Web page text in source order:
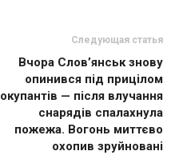
Следующая статья
Вчора Слов’янськ знову
опинився під прицілом
окупантів — після влучання
снарядів спалахнула
пожежа. Вогонь миттєво
охопив зруйновані